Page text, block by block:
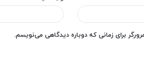
برای زمانی که دوباره دیدگاهی می‌نویسم.